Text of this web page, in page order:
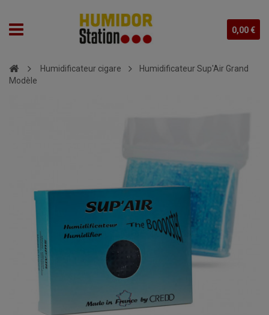
0,00 €
Humidificateur cigare
Humidificateur Sup'Air Grand
Modèle